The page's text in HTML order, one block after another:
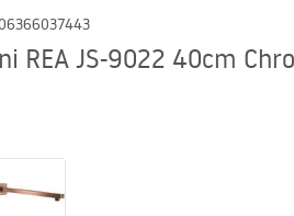
REA JS-9022 40cm